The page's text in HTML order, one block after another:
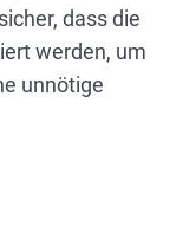
dass die
werden, um
unnötige